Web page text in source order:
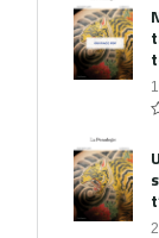
5
5